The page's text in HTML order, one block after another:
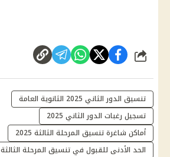
شارك
تنسيق الدور الثاني 2025 الثانوية العامة
تسجيل رغبات الدور الثاني 2025
أماكن شاغرة تنسيق المرحلة الثالثة 2025
الحد الأدنى للقبول في تنسيق المرحلة الثالثة 2025